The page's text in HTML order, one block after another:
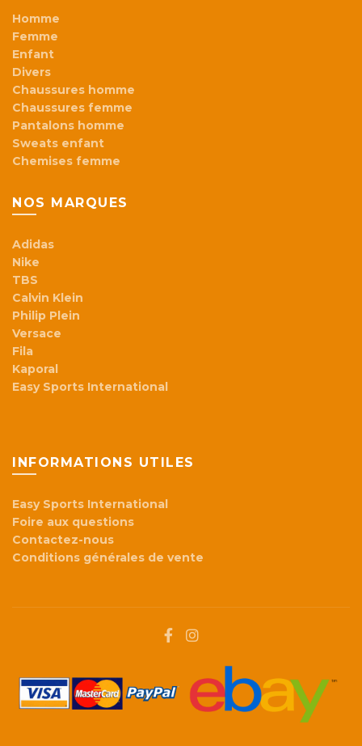
Homme
Femme
Enfant
Divers
Chaussures homme
Chaussures femme
Pantalons homme
Sweats enfant
Chemises femme
NOS MARQUES
Adidas
Nike
TBS
Calvin Klein
Philip Plein
Versace
Fila
Kaporal
Easy Sports International
INFORMATIONS UTILES
Easy Sports International
Foire aux questions
Contactez-nous
Conditions générales de vente